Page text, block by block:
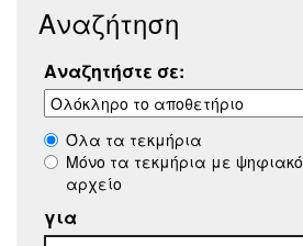
Αναζήτηση
Αναζητήστε σε:
Όλα τα τεκμήρια
Μόνο τα τεκμήρια με ψηφιακό
αρχείο
για